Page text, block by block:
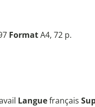
FormatA4, 72 p.
Languefrançais